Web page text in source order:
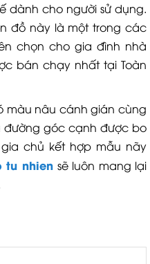
dành cho người sử dụng.
đồ này là một trong các
chọn cho gia đình nhà
bán chạy nhất tại Toàn
màu nâu cánh gián cùng
đường góc cạnh được bo
chủ kết hợp mẫu nãy
tu nhien sẽ luôn mang lại